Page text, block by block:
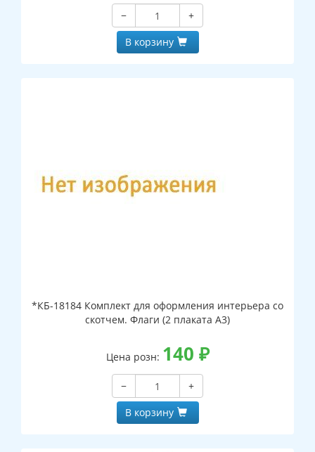
−
+
В корзину
*КБ-18184 Комплект для оформления интерьера со
скотчем. Флаги (2 плаката А3)
Цена розн: 140 ₽
−
+
В корзину